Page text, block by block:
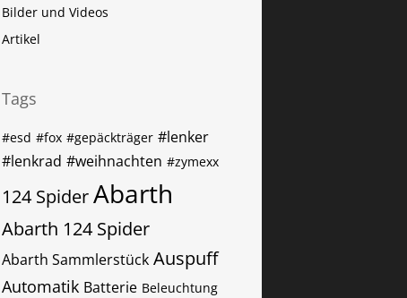
Bilder und Videos
Artikel
Tags
#esd #fox #gepäckträger #lenker
#lenkrad #weihnachten #zymexx
124 SpiderAbarth
Abarth 124 Spider
Abarth Sammlerstück Auspuff
Automatik Batterie Beleuchtung